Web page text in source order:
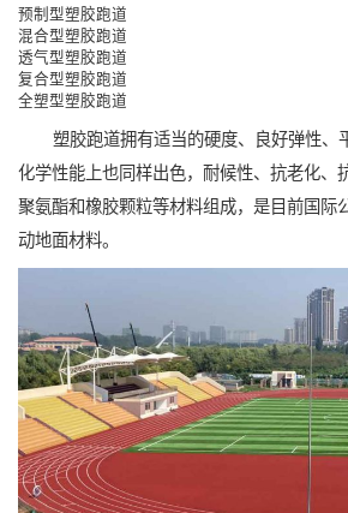
预制型塑胶跑道
混合型塑胶跑道
透气型塑胶跑道
复合型塑胶跑道
全塑型塑胶跑道
塑胶跑道拥有适当的硬度、良好弹性、
化学性能上也同样出色，耐候性、抗老化、
聚氨酯和橡胶颗粒等材料组成，是目前国际
动地面材料。